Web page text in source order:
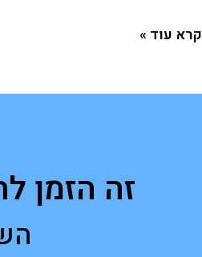
קרא עוד »
זה הזמן